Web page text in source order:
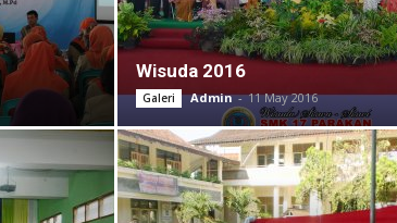
Wisuda 2016
Galeri Admin - 11 May 2016